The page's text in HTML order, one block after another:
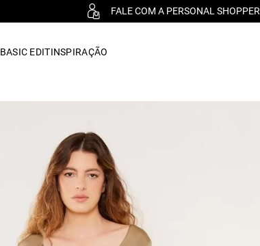
FALE COM A PERSONAL SHOPPER
BASIC EDITINSPIRAÇÃO